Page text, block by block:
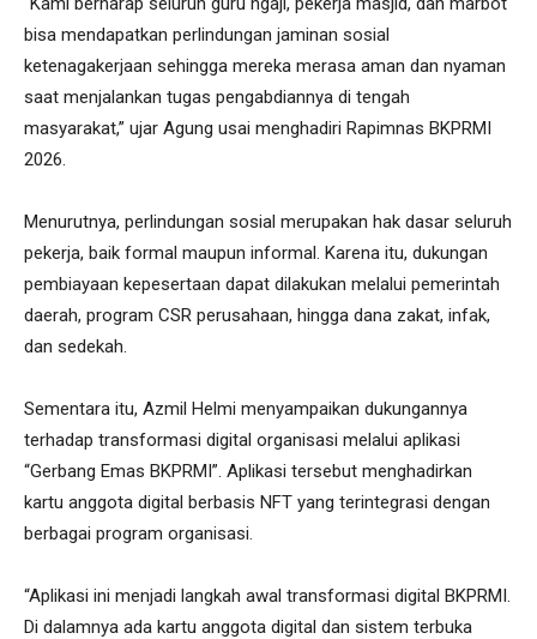
bisa mendapatkan perlindungan jaminan sosial
ketenagakerjaan sehingga mereka merasa aman dan nyaman
saat menjalankan tugas pengabdiannya di tengah
masyarakat,” ujar Agung usai menghadiri Rapimnas BKPRMI
2026.
Menurutnya, perlindungan sosial merupakan hak dasar seluruh
pekerja, baik formal maupun informal. Karena itu, dukungan
pembiayaan kepesertaan dapat dilakukan melalui pemerintah
daerah, program CSR perusahaan, hingga dana zakat, infak,
dan sedekah.
Sementara itu, Azmil Helmi menyampaikan dukungannya
terhadap transformasi digital organisasi melalui aplikasi
“Gerbang Emas BKPRMI”. Aplikasi tersebut menghadirkan
kartu anggota digital berbasis NFT yang terintegrasi dengan
berbagai program organisasi.
“Aplikasi ini menjadi langkah awal transformasi digital BKPRMI.
Di dalamnya ada kartu anggota digital dan sistem terbuka